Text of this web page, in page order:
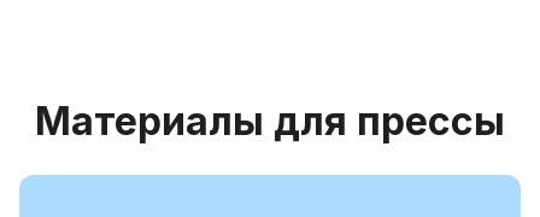
Материалы для прессы